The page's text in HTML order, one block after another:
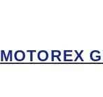
MOTOREX